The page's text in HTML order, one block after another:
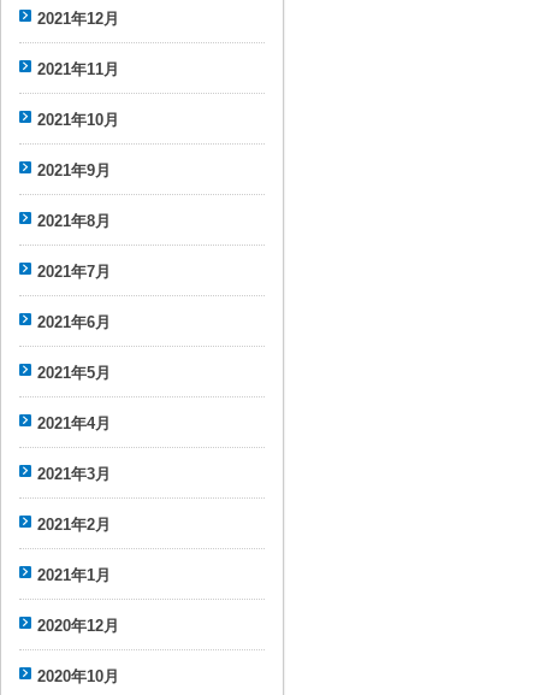
2021年12月
2021年11月
2021年10月
2021年9月
2021年8月
2021年7月
2021年6月
2021年5月
2021年4月
2021年3月
2021年2月
2021年1月
2020年12月
2020年10月